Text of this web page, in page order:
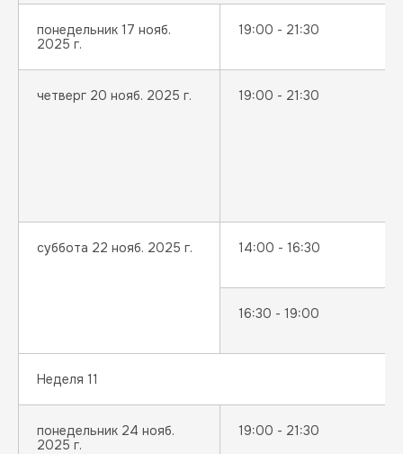
понедельник 17 нояб.
2025 г.
19:00 - 21:30
четверг 20 нояб. 2025 г. 19:00 - 21:30
суббота 22 нояб. 2025 г. 14:00 - 16:30
16:30 - 19:00
Неделя 11
понедельник 24 нояб.
2025 г.
19:00 - 21:30